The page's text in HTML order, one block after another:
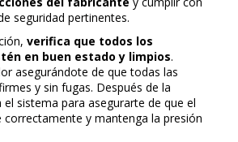
seguridad pertinentes.
verifica que todos los
en buen estado y limpios.
asegurándote de que todas las
y sin fugas. Después de la
sistema para asegurarte de que el
correctamente y mantenga la presión